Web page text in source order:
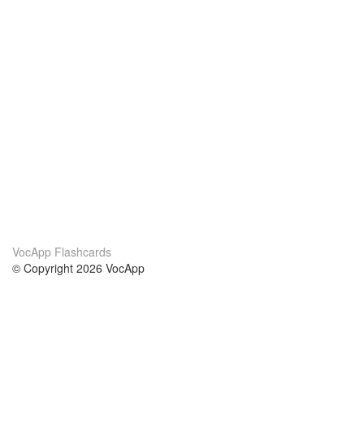
VocApp Flashcards
© Copyright 2026 VocApp